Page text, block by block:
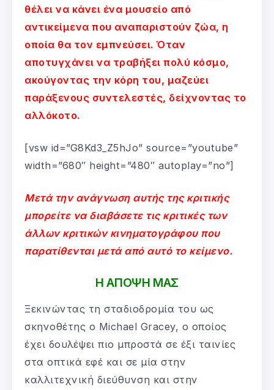
θέλει να κάνει ένα μουσείο από
αντικείμενα που αναπαριστούν ζώα, η
οποία θα τον εμπνεύσει. Όταν
αποτυγχάνει να τραβήξει πολύ κόσμο,
ακούγοντας την κόρη του, μαζεύει
παράξενους συντελεστές, δείχνοντας το
αλλόκοτο.
[vsw id=”G8Kd3_Z5hJo” source=”youtube”
width=”680″ height=”480″ autoplay=”no”]
Μετά την ανάγνωση αυτής της κριτικής
μπορείτε να διαβάσετε τις κριτικές των
άλλων κριτικών κινηματογράφου που
παρατίθενται μετά από αυτό το κείμενο.
Η ΑΠΟΨΗ ΜΑΣ
Ξεκινώντας τη σταδιοδρομία του ως
σκηνοθέτης ο Michael Gracey, ο οποίος
έχει δουλέψει πιο μπροστά σε έξι ταινίες
στα οπτικά εφέ και σε μία στην
καλλιτεχνική διεύθυνση και στην